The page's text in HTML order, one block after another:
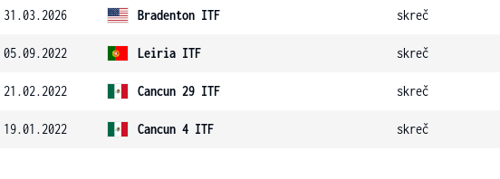
Bradenton ITF skreč
Leiria ITF skreč
Cancun 29 ITF skreč
Cancun 4 ITF skreč